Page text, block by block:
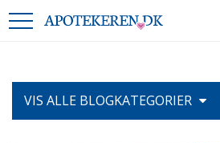
VIS ALLE BLOGKATEGORIER